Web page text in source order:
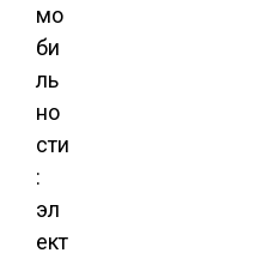
мо
би
ль
но
сти
:
эл
ект